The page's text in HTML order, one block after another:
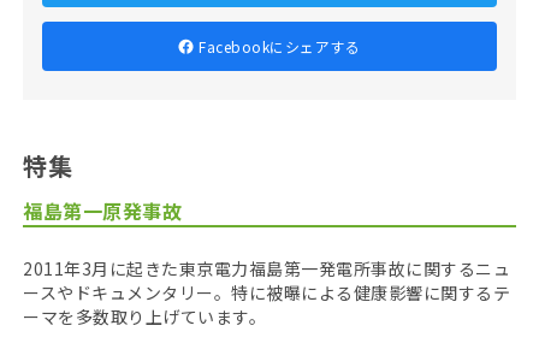
Facebookにシェアする
特集
福島第一原発事故
2011年3月に起きた東京電力福島第一発電所事故に関するニュ
ースやドキュメンタリー。特に被曝による健康影響に関するテ
ーマを多数取り上げています。